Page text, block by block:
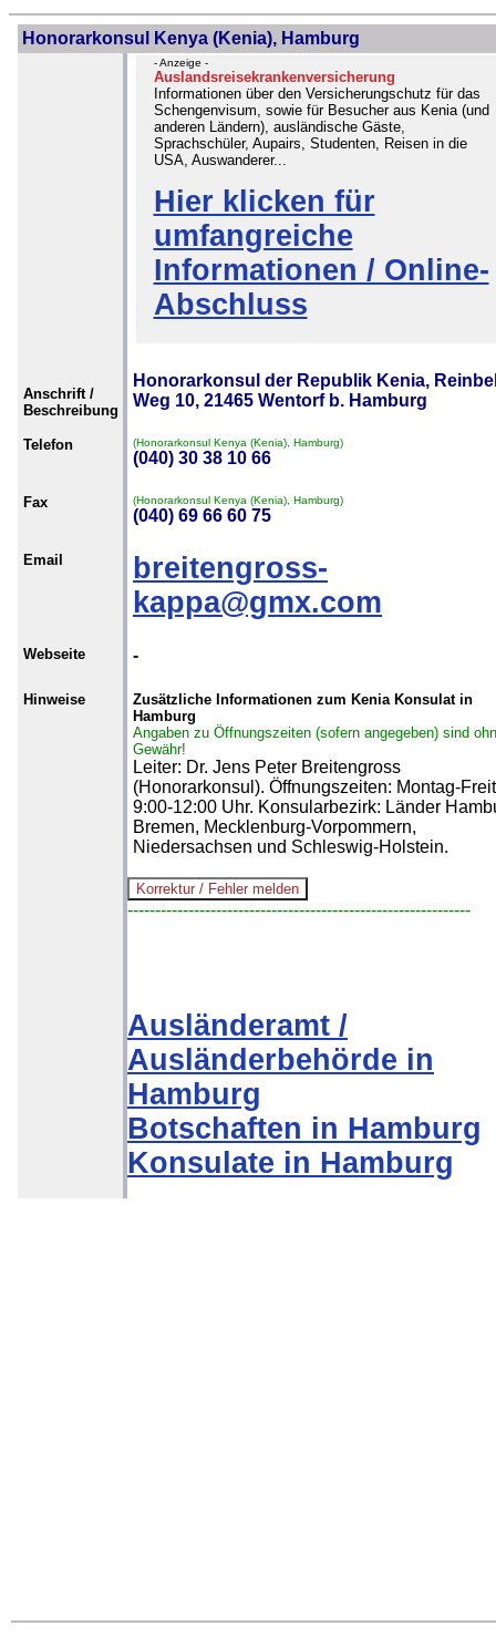
Honorarkonsul Kenya (Kenia), Hamburg
- Anzeige -
Auslandsreisekrankenversicherung
Informationen über den Versicherungschutz für das
Schengenvisum, sowie für Besucher aus Kenia (und
anderen Ländern), ausländische Gäste,
Sprachschüler, Aupairs, Studenten, Reisen in die
USA, Auswanderer...
Hier klicken für
umfangreiche
Informationen / Online-
Abschluss
Anschrift /
Beschreibung
Honorarkonsul der Republik Kenia,
Weg 10, 21465 Wentorf b. Hamburg
Telefon (Honorarkonsul Kenya (Kenia), Hamburg)
(040) 30 38 10 66
Fax (Honorarkonsul Kenya (Kenia), Hamburg)
(040) 69 66 60 75
Email
breitengross-
kappa@gmx.com
Webseite -
Hinweise
Zusätzliche Informationen zum Kenia Konsulat in
Hamburg
Angaben zu Öffnungszeiten (sofern angegeben) sind
Gewähr!
Leiter: Dr. Jens Peter Breitengross
(Honorarkonsul). Öffnungszeiten: Montag-
9:00-12:00 Uhr. Konsularbezirk: Länder
Bremen, Mecklenburg-Vorpommern,
Niedersachsen und Schleswig-Holstein.
--------------------------------------------------------------
Ausländeramt /
Ausländerbehörde in
Hamburg
Botschaften in Hamburg
Konsulate in Hamburg